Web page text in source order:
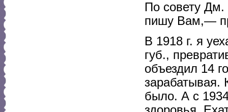
По совету
пишу Вам,—
В 1918 г. я
губ.,
объездил 14
зарабатывая.
было. А с